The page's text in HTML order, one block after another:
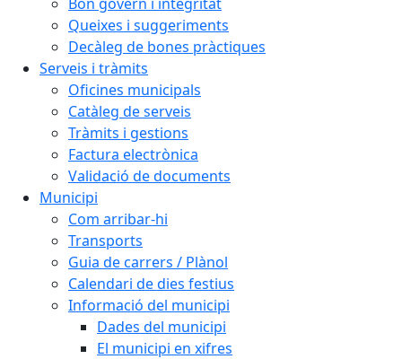
Queixes i suggeriments
Decàleg de bones pràctiques
Serveis i tràmits
Oficines municipals
Catàleg de serveis
Tràmits i gestions
Factura electrònica
Validació de documents
Municipi
Com arribar-hi
Transports
Guia de carrers / Plànol
Calendari de dies festius
Informació del municipi
Dades del municipi
El municipi en xifres